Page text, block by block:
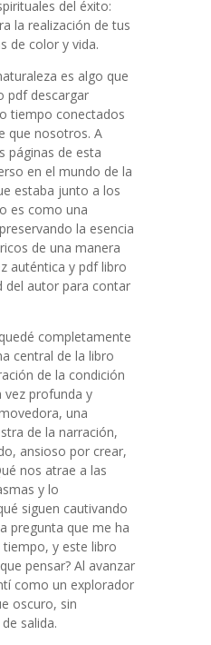
del éxito:
la realización de tus
de color y vida.
es algo que
pdf descargar
tiempo conectados
que nosotros. A
páginas de esta
en el mundo de la
estaba junto a los
es como una
la esencia
de una manera
auténtica y pdf libro
del autor para contar
completamente
central de la libro
de la condición
vez profunda y
una
de la narración,
ansioso por crear,
nos atrae a las
y lo
siguen cautivando
pregunta que me ha
y este libro
pensar? Al avanzar
como un explorador
oscuro, sin
salida.